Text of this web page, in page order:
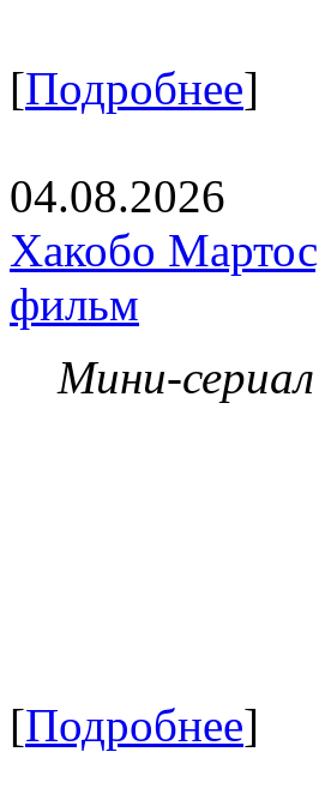
[Подробнее]
04.08.2026
Хакобо
фильм
Мини-
[Подробнее]